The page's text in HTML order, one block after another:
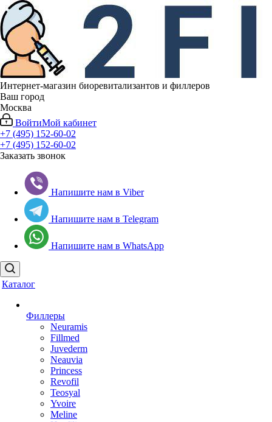
Интернет-магазин биоревитализантов и филлеров
Ваш город
Москва
ВойтиМой кабинет
+7 (495) 152-60-02
+7 (495) 152-60-02
Заказать звонок
Напишите нам в Viber
Напишите нам в Telegram
Напишите нам в WhatsApp
Каталог
Филлеры
Neuramis
Fillmed
Juvederm
Neauvia
Princess
Revofil
Teosyal
Yvoire
Meline